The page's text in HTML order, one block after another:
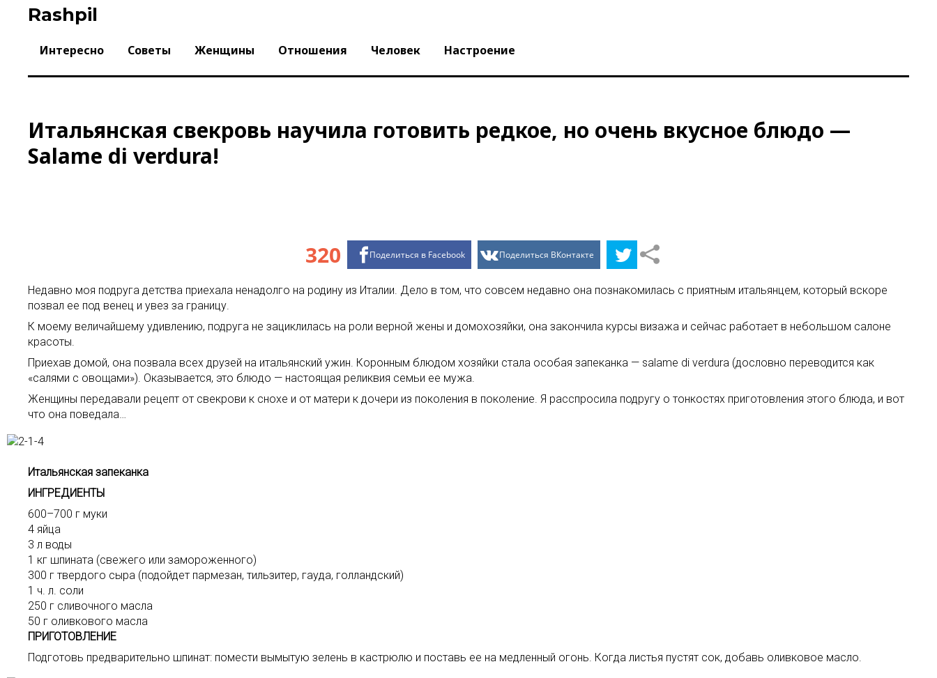
Rashpil
Интересно Советы Женщины Отношения Человек Настроение
Итальянская свекровь научила готовить редкое, но очень вкусное блюдо —
Salame di verdura!
320 Поделиться в Facebook Поделиться ВКонтакте
Недавно моя подруга детства приехала ненадолго на родину из Италии. Дело в том, что совсем недавно она познакомилась с приятным итальянцем, который вскоре
позвал ее под венец и увез за границу.
К моему величайшему удивлению, подруга не зациклилась на роли верной жены и домохозяйки, она закончила курсы визажа и сейчас работает в небольшом салоне
красоты.
Приехав домой, она позвала всех друзей на итальянский ужин. Коронным блюдом хозяйки стала особая запеканка — salame di verdura (дословно переводится как
«салями с овощами»). Оказывается, это блюдо — настоящая реликвия семьи ее мужа.
Женщины передавали рецепт от свекрови к снохе и от матери к дочери из поколения в поколение. Я расспросила подругу о тонкостях приготовления этого блюда, и вот
что она поведала…
Итальянская запеканка
ИНГРЕДИЕНТЫ
600–700 г муки
4 яйца
3 л воды
1 кг шпината (свежего или замороженного)
300 г твердого сыра (подойдет пармезан, тильзитер, гауда, голландский)
1 ч. л. соли
250 г сливочного масла
50 г оливкового масла
ПРИГОТОВЛЕНИЕ
Подготовь предварительно шпинат: помести вымытую зелень в кастрюлю и поставь ее на медленный огонь. Когда листья пустят сок, добавь оливковое масло.